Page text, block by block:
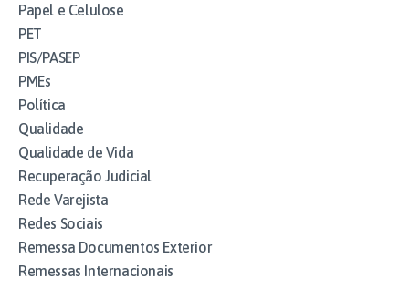
Papel e Celulose
PET
PIS/PASEP
PMEs
Política
Qualidade
Qualidade de Vida
Recuperação Judicial
Rede Varejista
Redes Sociais
Remessa Documentos Exterior
Remessas Internacionais